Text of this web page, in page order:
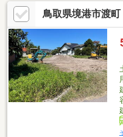
営水道（前面道路迄）※新規
希望する場合は境港市役所下
鳥取県境港市渡町